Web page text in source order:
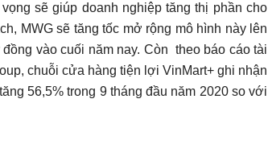
sẽ giúp doanh nghiệp tăng thị phần cho
MWG sẽ tăng tốc mở rộng mô hình này lên
vào cuối năm nay. Còn theo báo cáo tài
chuỗi cửa hàng tiện lợi VinMart+ ghi nhận
56,5% trong 9 tháng đầu năm 2020 so với